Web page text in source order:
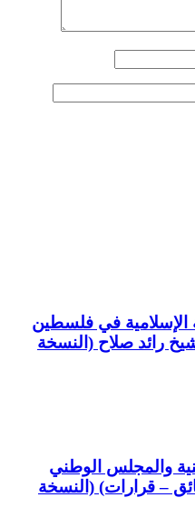
الإسلامية في فلسطين
1948 مع الشيخ رائد صلاح (النسخة
والمجلس الوطني
– قرارات) (النسخة